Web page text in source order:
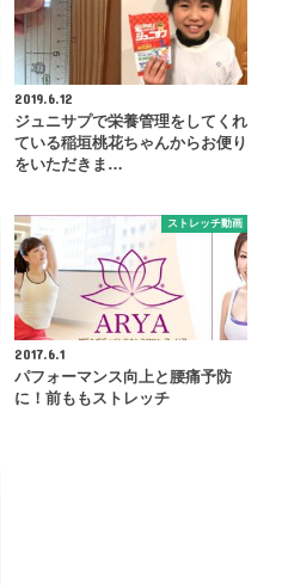
2019.6.12
ジュニサプで栄養管理をしてくれ
ている稲垣桃花ちゃんからお便り
をいただきま…
ストレッチ動画
2017.6.1
パフォーマンス向上と腰痛予防
に！前ももストレッチ